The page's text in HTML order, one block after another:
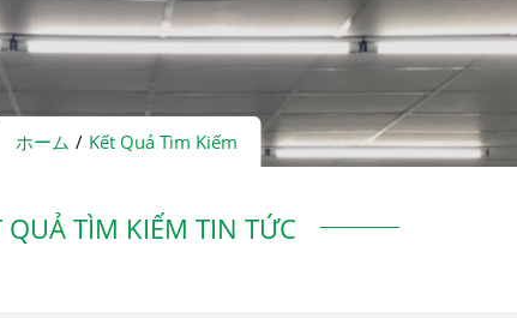
ホーム Kết Quả Tìm Kiếm
QUẢ TÌM KIẾM TIN TỨC